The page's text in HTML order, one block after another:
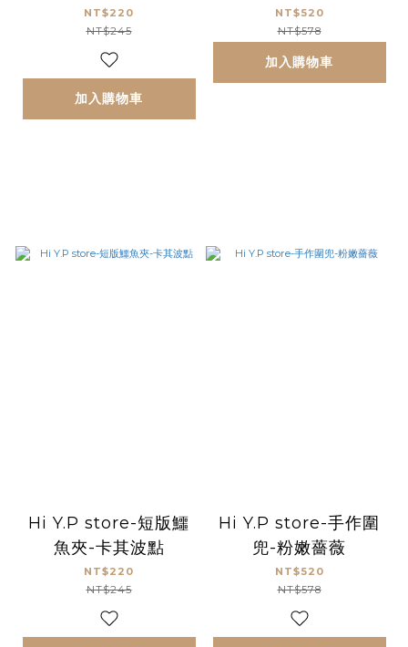
NT$220
NT$245
加入購物車
NT$520
NT$578
加入購物車
Hi Y.P store-短版鱷
魚夾-卡其波點
NT$220
NT$245
Hi Y.P store-手作圍
兜-粉嫩薔薇
NT$520
NT$578